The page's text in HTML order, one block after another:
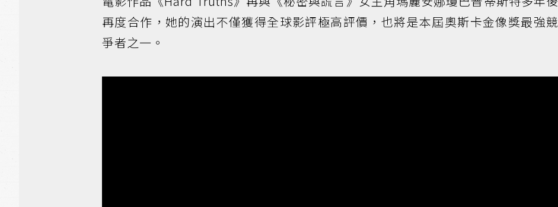
再度合作，她的演出不僅獲得全球影評極高評價，也將是本屆奧斯卡金像獎最強競
爭者之一。